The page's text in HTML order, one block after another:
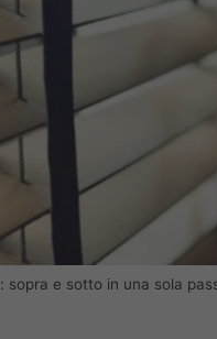
e sotto in una sola